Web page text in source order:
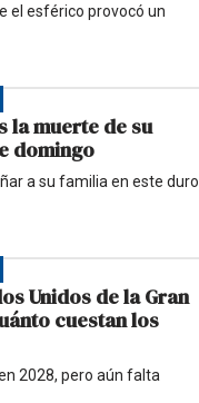
el esférico provocó un
la muerte de su
domingo
a su familia en este duro
Unidos de la Gran
cuestan los
2028, pero aún falta